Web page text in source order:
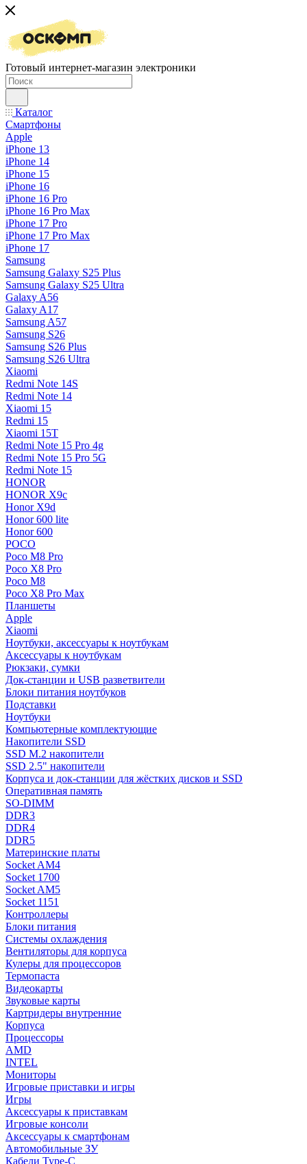
Готовый интернет-магазин электроники
Каталог
Смартфоны
Apple
iPhone 13
iPhone 14
iPhone 15
iPhone 16
iPhone 16 Pro
iPhone 16 Pro Max
iPhone 17 Pro
iPhone 17 Pro Max
iPhone 17
Samsung
Samsung Galaxy S25 Plus
Samsung Galaxy S25 Ultra
Galaxy A56
Galaxy A17
Samsung A57
Samsung S26
Samsung S26 Plus
Samsung S26 Ultra
Xiaomi
Redmi Note 14S
Redmi Note 14
Xiaomi 15
Redmi 15
Xiaomi 15T
Redmi Note 15 Pro 4g
Redmi Note 15 Pro 5G
Redmi Note 15
HONOR
HONOR X9c
Honor X9d
Honor 600 lite
Honor 600
POCO
Poco M8 Pro
Poco X8 Pro
Poco M8
Poco X8 Pro Max
Планшеты
Apple
Xiaomi
Ноутбуки, аксессуары к ноутбукам
Аксессуары к ноутбукам
Рюкзаки, сумки
Док-станции и USB разветвители
Блоки питания ноутбуков
Подставки
Ноутбуки
Компьютерные комплектующие
Накопители SSD
SSD M.2 накопители
SSD 2.5" накопители
Корпуса и док-станции для жёстких дисков и SSD
Оперативная память
SO-DIMM
DDR3
DDR4
DDR5
Материнские платы
Socket AM4
Socket 1700
Socket AM5
Socket 1151
Контроллеры
Блоки питания
Системы охлаждения
Вентиляторы для корпуса
Кулеры для процессоров
Термопаста
Видеокарты
Звуковые карты
Картридеры внутренние
Корпуса
Процессоры
AMD
INTEL
Мониторы
Игровые приставки и игры
Игры
Аксессуары к приставкам
Игровые консоли
Аксессуары к смартфонам
Автомобильные ЗУ
Кабели Type-C